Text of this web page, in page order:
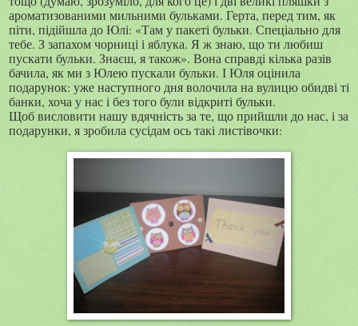
ароматизованими мильними бульками. Герта, перед тим, як
піти, підійшла до Юлі: «Там у пакеті бульки. Спеціально для
тебе. З запахом чорниці і яблука. Я ж знаю, що ти любиш
пускати бульки. Знаєш, я також». Вона справді кілька разів
бачила, як ми з Юлею пускали бульки. І Юля оцінила
подарунок: уже наступного дня волочила на вулицю обидві ті
банки, хоча у нас і без того були відкриті бульки.
Щоб висловити нашу вдячність за те, що прийшли до нас, і за
подарунки, я зробила сусідам ось такі листівочки: